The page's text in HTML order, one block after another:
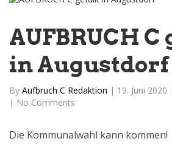
AUFBRUCH
in Augustdorf
By Aufbruch C Redaktion | 19. Juni 2020
| No Comments
Die Kommunalwahl kann kommen!